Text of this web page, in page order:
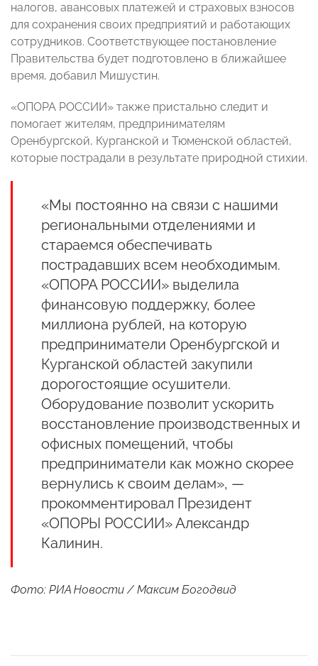
налогов, авансовых платежей и страховых взносов
для сохранения своих предприятий и работающих
сотрудников. Соответствующее постановление
Правительства будет подготовлено в ближайшее
время, добавил Мишустин.
«ОПОРА РОССИИ» также пристально следит и
помогает жителям, предпринимателям
Оренбургской, Курганской и Тюменской областей,
которые пострадали в результате природной стихии.
«Мы постоянно на связи с нашими
региональными отделениями и
стараемся обеспечивать
пострадавших всем необходимым.
«ОПОРА РОССИИ» выделила
финансовую поддержку, более
миллиона рублей, на которую
предприниматели Оренбургской и
Курганской областей закупили
дорогостоящие осушители.
Оборудование позволит ускорить
восстановление производственных и
офисных помещений, чтобы
предприниматели как можно скорее
вернулись к своим делам», —
прокомментировал Президент
«ОПОРЫ РОССИИ» Александр
Калинин.
Фото: РИА Новости / Максим Богодвид